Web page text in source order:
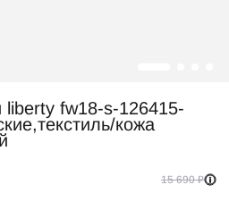
liberty fw18-s-126415-
кожа
15 690 ₽